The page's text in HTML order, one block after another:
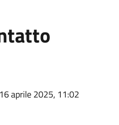
aprile 2025, 11:02